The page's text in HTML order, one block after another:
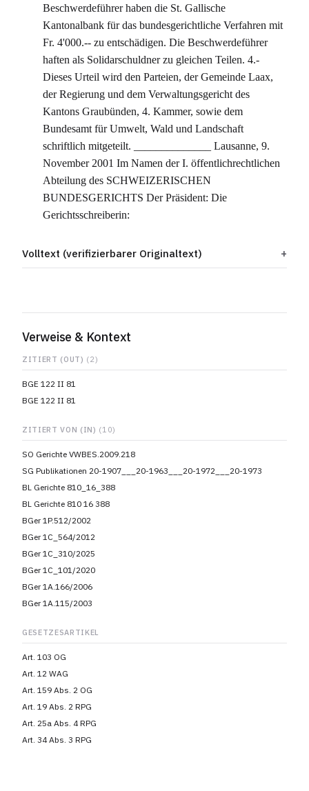
Beschwerdeführer haben die St. Gallische
Kantonalbank für das bundesgerichtliche Verfahren mit
Fr. 4'000.-- zu entschädigen. Die Beschwerdeführer
haften als Solidarschuldner zu gleichen Teilen. 4.-
Dieses Urteil wird den Parteien, der Gemeinde Laax,
der Regierung und dem Verwaltungsgericht des
Kantons Graubünden, 4. Kammer, sowie dem
Bundesamt für Umwelt, Wald und Landschaft
schriftlich mitgeteilt. ______________ Lausanne, 9.
November 2001 Im Namen der I. öffentlichrechtlichen
Abteilung des SCHWEIZERISCHEN
BUNDESGERICHTS Der Präsident: Die
Gerichtsschreiberin:
Volltext (verifizierbarer Originaltext)
Verweise & Kontext
ZITIERT (OUT) (2)
BGE 122 II 81
BGE 122 II 81
ZITIERT VON (IN) (10)
SO Gerichte VWBES.2009.218
SG Publikationen 20-1907___20-1963___20-1972___20-1973
BL Gerichte 810_16_388
BL Gerichte 810 16 388
BGer 1P.512/2002
BGer 1C_564/2012
BGer 1C_310/2025
BGer 1C_101/2020
BGer 1A.166/2006
BGer 1A.115/2003
GESETZESARTIKEL
Art. 103 OG
Art. 12 WAG
Art. 159 Abs. 2 OG
Art. 19 Abs. 2 RPG
Art. 25a Abs. 4 RPG
Art. 34 Abs. 3 RPG